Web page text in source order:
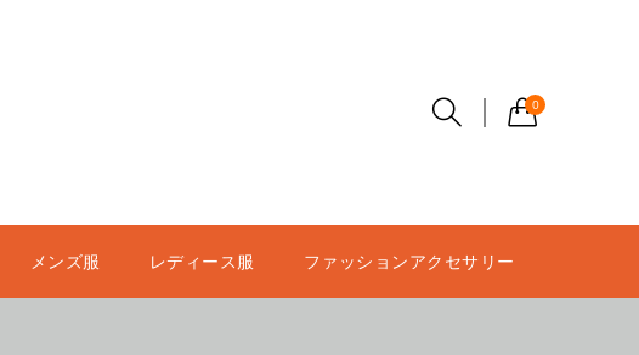
0
メンズ服 レディース服 ファッションアクセサリー